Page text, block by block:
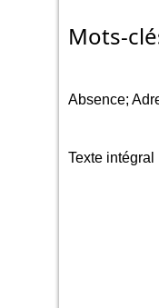
Mots-
Absence;
Texte intégral